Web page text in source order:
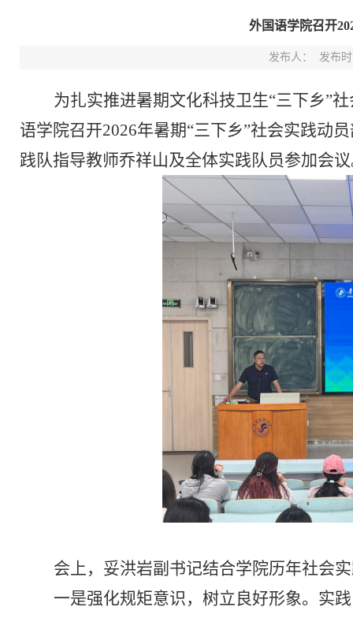
外国语学院召开
发布人： 发布
为扎实推进暑期文化科技卫生“三下乡”社
语学院召开2026年暑期“三下乡”社会实践动
践队指导教师乔祥山及全体实践队员参加会
会上，妥洪岩副书记结合学院历年社会
一是强化规矩意识，树立良好形象。实